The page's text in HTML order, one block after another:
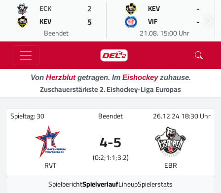
ECK 2
KEV 5
Beendet
KEV -
VIF -
21.08. 15:00 Uhr
Von Herzblutgetragen. Im Eishockeyzuhause.
Zuschauerstärkste 2. Eishockey-Liga Europas
Spieltag: 30 Beendet 26.12.24 18:30 Uhr
RVT
4-5
(0:2;1:1;3:2)
EBR
SpielberichtSpielverlaufLineupSpielerstats